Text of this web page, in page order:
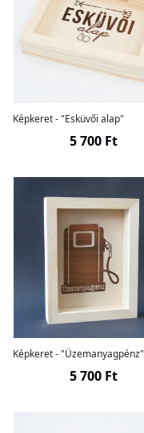
Képkeret - "Esküvői alap"
5 700 Ft
Képkeret - "Üzemanyagpénz"
5 700 Ft